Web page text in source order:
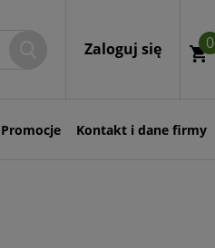
Zaloguj się 0
Promocje Kontakt i dane firmy